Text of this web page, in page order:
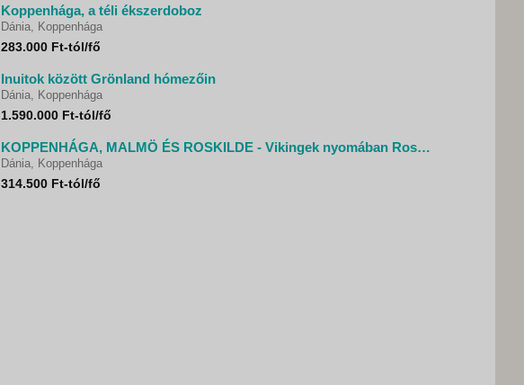
Koppenhága, a téli ékszerdoboz
Dánia, Koppenhága
283.000 Ft-tól/fő
Inuitok között Grönland hómezőin
Dánia, Koppenhága
1.590.000 Ft-tól/fő
KOPPENHÁGA, MALMÖ ÉS ROSKILDE - Vikingek nyomában Roskilde és Malmö történelmi városokban
Dánia, Koppenhága
314.500 Ft-tól/fő